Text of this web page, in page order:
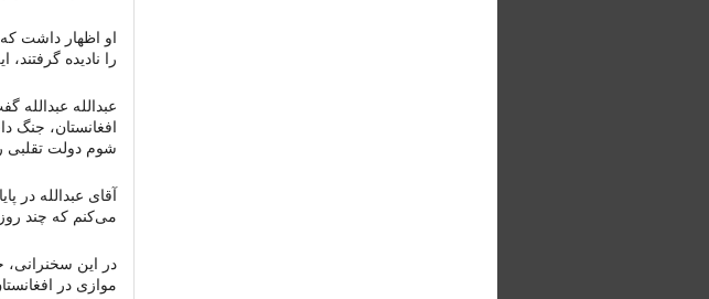
او اظهار داشت
را نادیده
عبدالله
افغانستان، جنگ
شوم دولت تقلبی
آقای عبدالله در
می‌کنم که چند
در این سخنرانی،
موازی در